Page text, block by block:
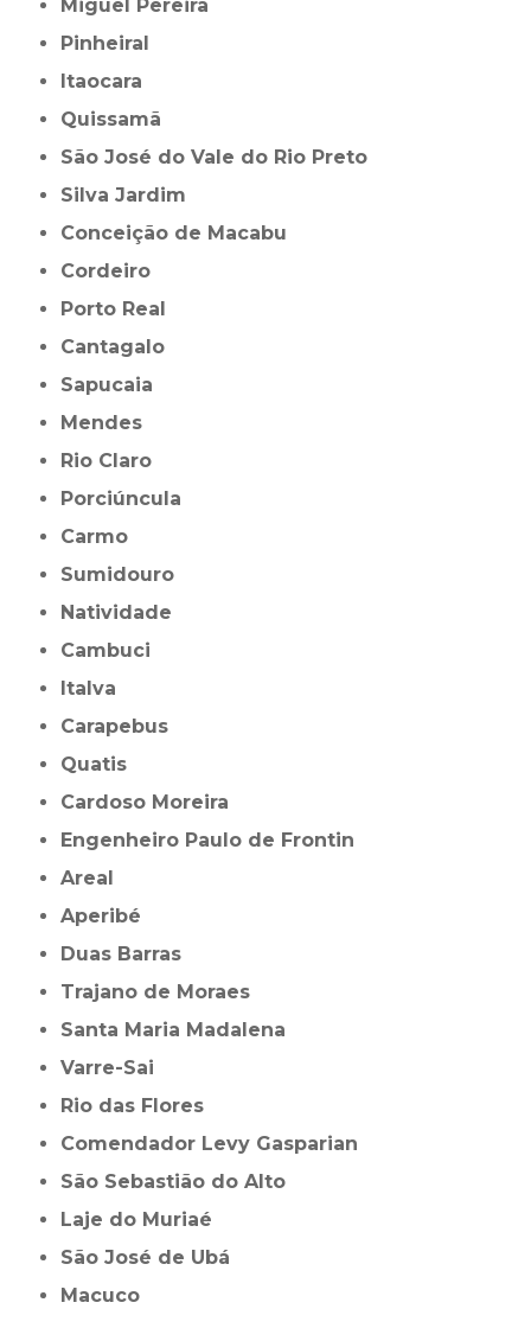
Miguel Pereira
Pinheiral
Itaocara
Quissamã
São José do Vale do Rio Preto
Silva Jardim
Conceição de Macabu
Cordeiro
Porto Real
Cantagalo
Sapucaia
Mendes
Rio Claro
Porciúncula
Carmo
Sumidouro
Natividade
Cambuci
Italva
Carapebus
Quatis
Cardoso Moreira
Engenheiro Paulo de Frontin
Areal
Aperibé
Duas Barras
Trajano de Moraes
Santa Maria Madalena
Varre-Sai
Rio das Flores
Comendador Levy Gasparian
São Sebastião do Alto
Laje do Muriaé
São José de Ubá
Macuco